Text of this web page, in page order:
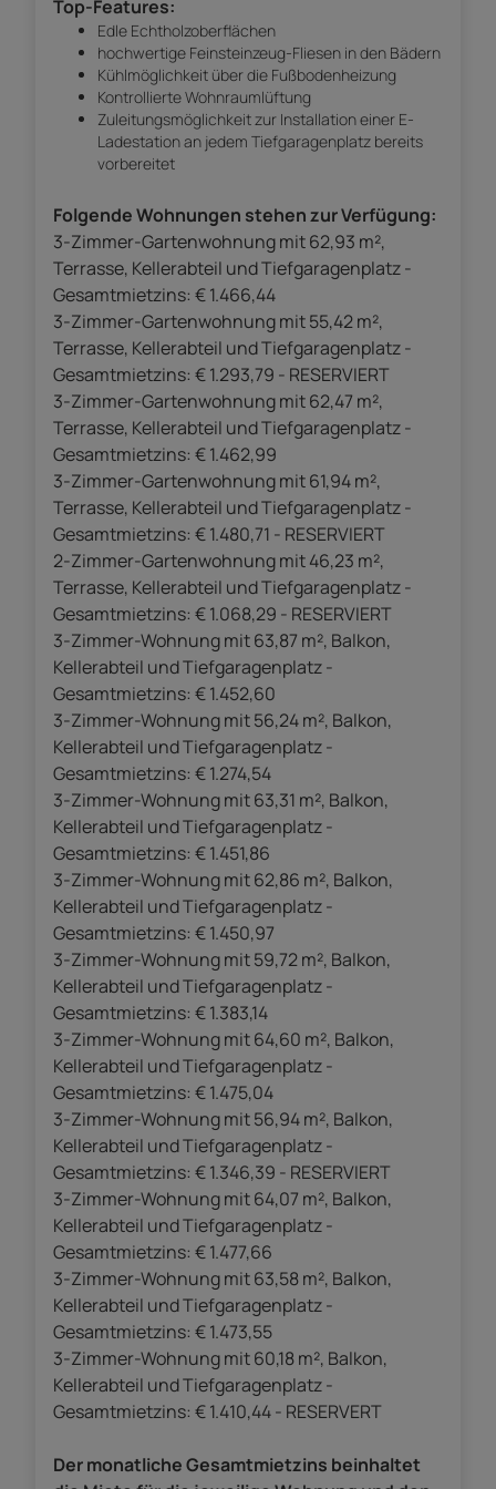
Top-Features:
Edle Echtholzoberflächen
hochwertige Feinsteinzeug-Fliesen in den Bädern
Kühlmöglichkeit über die Fußbodenheizung
Kontrollierte Wohnraumlüftung
Zuleitungsmöglichkeit zur Installation einer E-
Ladestation an jedem Tiefgaragenplatz bereits
vorbereitet
Folgende Wohnungen stehen zur Verfügung:
3-Zimmer-Gartenwohnung mit 62,93 m²,
Terrasse, Kellerabteil und Tiefgaragenplatz -
Gesamtmietzins: € 1.466,44
3-Zimmer-Gartenwohnung mit 55,42 m²,
Terrasse, Kellerabteil und Tiefgaragenplatz -
Gesamtmietzins: € 1.293,79 - RESERVIERT
3-Zimmer-Gartenwohnung mit 62,47 m²,
Terrasse, Kellerabteil und Tiefgaragenplatz -
Gesamtmietzins: € 1.462,99
3-Zimmer-Gartenwohnung mit 61,94 m²,
Terrasse, Kellerabteil und Tiefgaragenplatz -
Gesamtmietzins: € 1.480,71 - RESERVIERT
2-Zimmer-Gartenwohnung mit 46,23 m²,
Terrasse, Kellerabteil und Tiefgaragenplatz -
Gesamtmietzins: € 1.068,29 - RESERVIERT
3-Zimmer-Wohnung mit 63,87 m², Balkon,
Kellerabteil und Tiefgaragenplatz -
Gesamtmietzins: € 1.452,60
3-Zimmer-Wohnung mit 56,24 m², Balkon,
Kellerabteil und Tiefgaragenplatz -
Gesamtmietzins: € 1.274,54
3-Zimmer-Wohnung mit 63,31 m², Balkon,
Kellerabteil und Tiefgaragenplatz -
Gesamtmietzins: € 1.451,86
3-Zimmer-Wohnung mit 62,86 m², Balkon,
Kellerabteil und Tiefgaragenplatz -
Gesamtmietzins: € 1.450,97
3-Zimmer-Wohnung mit 59,72 m², Balkon,
Kellerabteil und Tiefgaragenplatz -
Gesamtmietzins: € 1.383,14
3-Zimmer-Wohnung mit 64,60 m², Balkon,
Kellerabteil und Tiefgaragenplatz -
Gesamtmietzins: € 1.475,04
3-Zimmer-Wohnung mit 56,94 m², Balkon,
Kellerabteil und Tiefgaragenplatz -
Gesamtmietzins: € 1.346,39 - RESERVIERT
3-Zimmer-Wohnung mit 64,07 m², Balkon,
Kellerabteil und Tiefgaragenplatz -
Gesamtmietzins: € 1.477,66
3-Zimmer-Wohnung mit 63,58 m², Balkon,
Kellerabteil und Tiefgaragenplatz -
Gesamtmietzins: € 1.473,55
3-Zimmer-Wohnung mit 60,18 m², Balkon,
Kellerabteil und Tiefgaragenplatz -
Gesamtmietzins: € 1.410,44 - RESERVERT
Der monatliche Gesamtmietzins beinhaltet